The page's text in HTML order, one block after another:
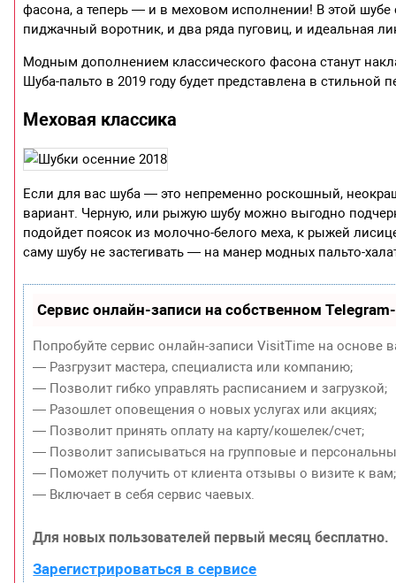
фасона, а теперь — и в меховом исполнении! В этой шубе
пиджачный воротник, и два ряда пуговиц, и идеальная
Модным дополнением классического фасона станут
Шуба-пальто в 2019 году будет представлена в стильной
Меховая классика
Если для вас шуба — это непременно роскошный,
вариант. Черную, или рыжую шубу можно выгодно
подойдет поясок из молочно-белого меха, к рыжей
саму шубу не застегивать — на манер модных пальто-
Сервис онлайн-записи на собственном
Попробуйте сервис онлайн-записи VisitTime на основе
— Разгрузит мастера, специалиста или компанию;
— Позволит гибко управлять расписанием и загрузкой;
— Разошлет оповещения о новых услугах или акциях;
— Позволит принять оплату на карту/кошелек/счет;
— Позволит записываться на групповые и
— Поможет получить от клиента отзывы о визите к вам;
— Включает в себя сервис чаевых.
Для новых пользователей первый месяц бесплатно.
Зарегистрироваться в сервисе